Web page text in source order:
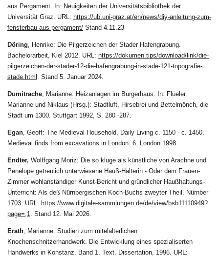
aus Pergament. In: Neuigkeiten der Universitätsbibliothek der
Universität Graz. URL: https://ub.uni-graz.at/en/news/diy-anleitung-zum-
fensterbau-aus-pergament/ Stand 4.11.23
Döring, Henrike: Die Pilgerzeichen der Stader Hafengrabung.
Bachelorarbeit, Kiel 2012. URL: https://dokumen.tips/download/link/die-
pilgerzeichen-der-stader-12-die-hafengrabung-in-stade-121-topografie-
stade.html . Stand 5. Januar 2024.
Dumitrache, Marianne: Heizanlagen im Bürgerhaus. In: Flüeler
Marianne und Niklaus (Hrsg.): Stadtluft, Hirsebrei und Bettelmönch, die
Stadt um 1300. Stuttgart 1992, S. 280 -287.
Egan, Geoff: The Medieval Household, Daily Living c. 1150 - c. 1450.
Medieval finds from excavations in London: 6. London 1998.
Endter, Wolffgang Moriz: Die so kluge als künstliche von Arachne und
Penelope getreulich unterwiesene Hauß-Halterin - Oder dem Frauen-
Zimmer wohlanständiger Kunst-Bericht und gründlicher Haußhaltungs-
Unterricht: Als deß Nürnbergischen Koch-Buchs zweyter Theil. Nürnber
1703. URL: https://www.digitale-sammlungen.de/de/view/bsb11110949?
page=,1. Stand 12. Mai 2026.
Erath, Marianne: Studien zum mitelalterlichen
Knochenschnitzerhandwerk. Die Entwicklung eines spezialiserten
Handwerks in Konstanz. Band 1, Text. Dissertation, 1996. URL: